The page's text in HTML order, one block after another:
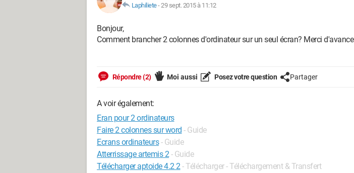
Laphiliete-29 sept. 2015 à 11:12
Bonjour,
Comment brancher 2 colonnes d'ordinateur sur un seul écran? Merci d'avance
Répondre (2) Moi aussi Posez votre question Partager
A voir également:
Eran pour 2 ordinateurs
Faire 2 colonnes sur word - Guide
Ecrans ordinateurs - Guide
Atterrissage artemis 2 - Guide
Télécharger aptoide 4.2 2- Télécharger - Téléchargement & Transfert